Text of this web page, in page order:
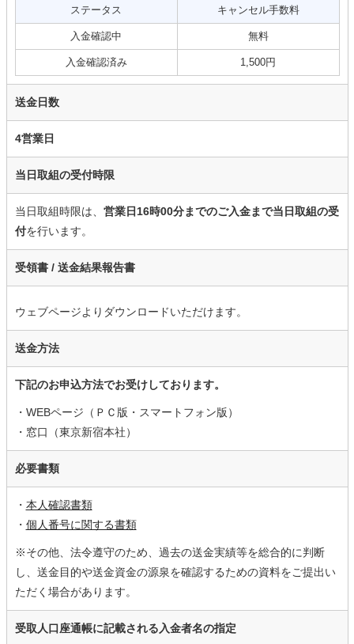
ステータス キャンセル手数料
入金確認中 無料
入金確認済み 1,500円
送金日数
4営業日
当日取組の受付時限
当日取組時限は、 営業日16時00分までのご入金まで当日取組の受
付を行います。
受領書 /送金結果報告書
ウェブページよりダウンロードいただけます。
送金方法
下記のお申込方法でお受けしております。
・WEBページ（ＰＣ版・スマートフォン版）
・窓口（東京新宿本社）
必要書類
・ 本人確認書類
・ 個人番号に関する書類
※その他、法令遵守のため、過去の送金実績等を総合的に判断
し、送金目的や送金資金の源泉を確認するための資料をご提出い
ただく場合があります。
受取人口座通帳に記載される入金者名の指定